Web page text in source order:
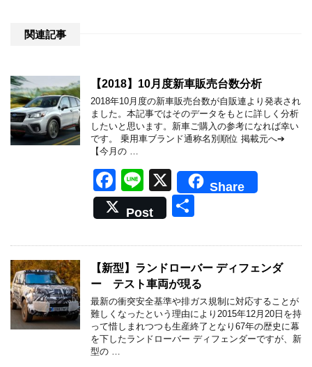
関連記事
【2018】10月度新車販売台数分析
2018年10月度の新車販売台数が自販連より発表され
ました。本記事ではそのデータをもとに詳しく分析
したいと思います。新車ご購入の参考になれば幸い
です。 乗用車ブランド通称名別順位 掲載元へ➔
【今月の …
F
a
c
e
b
o
o
k
Li
n
e
X
Share
Post
【新型】ランドローバー ディフェンダ
ー テスト車両が現る
最新の衝突安全基準や排ガス規制に対応することが
難しくなったという理由により2015年12月20日を持
って惜しまれつつも生産終了となり67年の歴史に幕
を下したランドローバー ディフェンダーですが、新
型の …